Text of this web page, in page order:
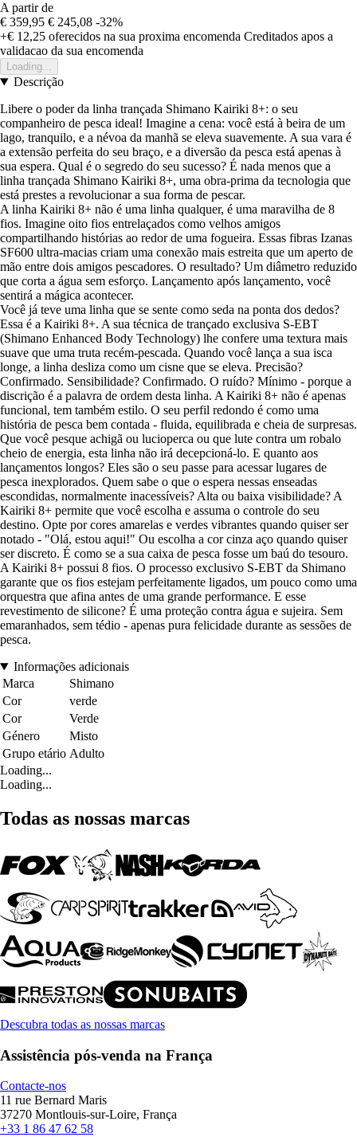
A partir de
€ 359,95 € 245,08 -32%
+€ 12,25 oferecidos na sua proxima encomenda Creditados apos a
validacao da sua encomenda
Loading...
Descrição
Libere o poder da linha trançada Shimano Kairiki 8+: o seu
companheiro de pesca ideal! Imagine a cena: você está à beira de um
lago, tranquilo, e a névoa da manhã se eleva suavemente. A sua vara é
a extensão perfeita do seu braço, e a diversão da pesca está apenas à
sua espera. Qual é o segredo do seu sucesso? É nada menos que a
linha trançada Shimano Kairiki 8+, uma obra-prima da tecnologia que
está prestes a revolucionar a sua forma de pescar.
A linha Kairiki 8+ não é uma linha qualquer, é uma maravilha de 8
fios. Imagine oito fios entrelaçados como velhos amigos
compartilhando histórias ao redor de uma fogueira. Essas fibras Izanas
SF600 ultra-macias criam uma conexão mais estreita que um aperto de
mão entre dois amigos pescadores. O resultado? Um diâmetro reduzido
que corta a água sem esforço. Lançamento após lançamento, você
sentirá a mágica acontecer.
Você já teve uma linha que se sente como seda na ponta dos dedos?
Essa é a Kairiki 8+. A sua técnica de trançado exclusiva S-EBT
(Shimano Enhanced Body Technology) lhe confere uma textura mais
suave que uma truta recém-pescada. Quando você lança a sua isca
longe, a linha desliza como um cisne que se eleva. Precisão?
Confirmado. Sensibilidade? Confirmado. O ruído? Mínimo - porque a
discrição é a palavra de ordem desta linha. A Kairiki 8+ não é apenas
funcional, tem também estilo. O seu perfil redondo é como uma
história de pesca bem contada - fluida, equilibrada e cheia de surpresas.
Que você pesque achigã ou lucioperca ou que lute contra um robalo
cheio de energia, esta linha não irá decepcioná-lo. E quanto aos
lançamentos longos? Eles são o seu passe para acessar lugares de
pesca inexplorados. Quem sabe o que o espera nessas enseadas
escondidas, normalmente inacessíveis? Alta ou baixa visibilidade? A
Kairiki 8+ permite que você escolha e assuma o controle do seu
destino. Opte por cores amarelas e verdes vibrantes quando quiser ser
notado - "Olá, estou aqui!" Ou escolha a cor cinza aço quando quiser
ser discreto. É como se a sua caixa de pesca fosse um baú do tesouro.
A Kairiki 8+ possui 8 fios. O processo exclusivo S-EBT da Shimano
garante que os fios estejam perfeitamente ligados, um pouco como uma
orquestra que afina antes de uma grande performance. E esse
revestimento de silicone? É uma proteção contra água e sujeira. Sem
emaranhados, sem tédio - apenas pura felicidade durante as sessões de
pesca.
Informações adicionais
Marca
Shimano
Cor
verde
Cor
Verde
Género
Misto
Grupo etário Adulto
Loading...
Loading...
Todas as nossas marcas
Descubra todas as nossas marcas
Assistência pós-venda na França
Contacte-nos
11 rue Bernard Maris
37270 Montlouis-sur-Loire, França
+33 1 86 47 62 58